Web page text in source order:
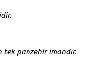
panzehir imandır.